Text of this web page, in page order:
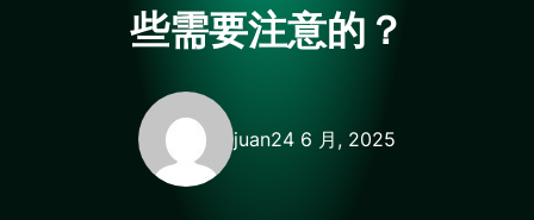
些需要注意的？
juan24 6 月, 2025